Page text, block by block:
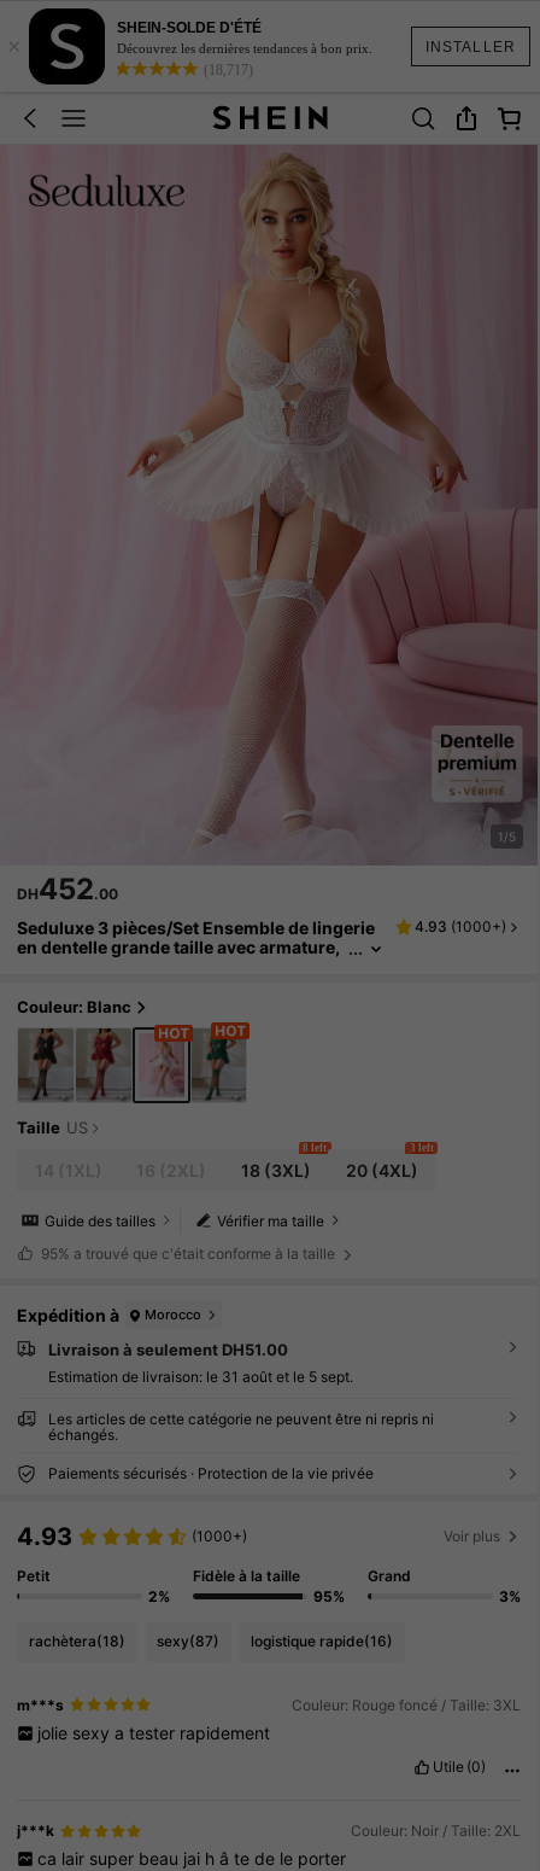
INSTALLER
×
SHEIN-SOLDE D'ÉTÉ
Découvrez les dernières tendances à bon prix.
(18,717)
1/5
DH452.00
Seduluxe 3 pièces/Set Ensemble de lingerie
en dentelle grande taille avec armature,
4.93 (1000+)
Couleur: Blanc
Taille US
18 (3XL)
8 left
20(4XL)
3 left
Vérifier ma taille
Guide des tailles
95% a trouvé que c'était conforme à la taille
Expédition à Morocco
Livraison à seulement DH51.00
Estimation de livraison: le 31 août et le 5 sept.
Les articles de cette catégorie ne peuvent être ni repris ni
échangés.
Paiements sécurisés · Protection de la vie privée
4.93 (1000+) Voir plus
Petit
2%
Fidèle à la taille
95%
Grand
3%
rachètera(18) sexy(87) logistique rapide(16)
m***s Couleur: Rouge foncé / Taille: 3XL
jolie sexy a tester rapidement
Utile (0)
j***k Couleur: Noir / Taille: 2XL
ca lair super beau jai h â te de le porter